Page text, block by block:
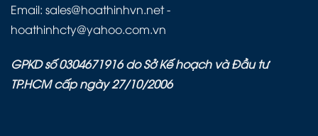
Email: sales@hoathinhvn.net -
hoathinhcty@yahoo.com.vn
GPKD số 0304671916 do Sở Kế hoạch và Đầu tư
TP.HCM cấp ngày 27/10/2006